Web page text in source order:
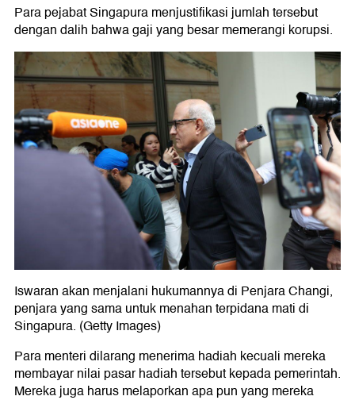
Para pejabat Singapura menjustifikasi jumlah tersebut
dengan dalih bahwa gaji yang besar memerangi korupsi.
Iswaran akan menjalani hukumannya di Penjara Changi,
penjara yang sama untuk menahan terpidana mati di
Singapura. (Getty Images)
Para menteri dilarang menerima hadiah kecuali mereka
membayar nilai pasar hadiah tersebut kepada pemerintah.
Mereka juga harus melaporkan apa pun yang mereka